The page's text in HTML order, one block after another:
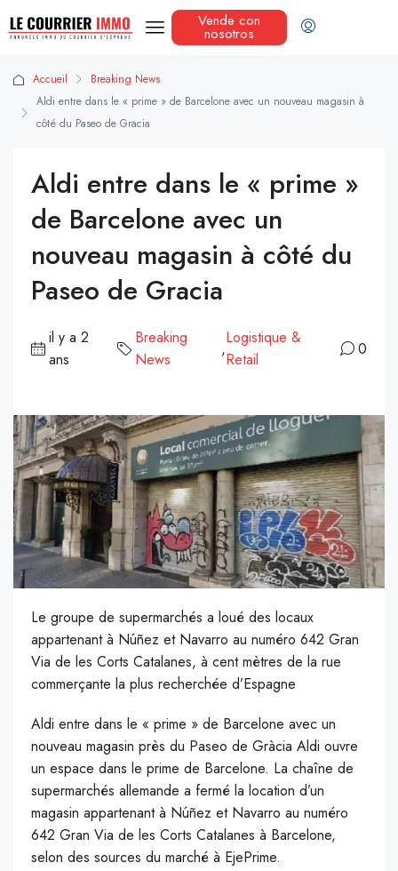
Vende con
nosotros
Accueil
Breaking News
Aldi entre dans le « prime » de Barcelone avec un nouveau magasin à
côté du Paseo de Gracia
Aldi entre dans le « prime »
de Barcelone avec un
nouveau magasin à côté du
Paseo de Gracia
il y a 2
ans
Breaking
News
,
Logistique &
Retail
0
Le groupe de supermarchés a loué des locaux
appartenant à Núñez et Navarro au numéro 642 Gran
Via de les Corts Catalanes, à cent mètres de la rue
commerçante la plus recherchée d’Espagne
Aldi entre dans le « prime » de Barcelone avec un
nouveau magasin près du Paseo de Gràcia Aldi ouvre
un espace dans le prime de Barcelone. La chaîne de
supermarchés allemande a fermé la location d’un
magasin appartenant à Núñez et Navarro au numéro
642 Gran Via de les Corts Catalanes à Barcelone,
selon des sources du marché à EjePrime.